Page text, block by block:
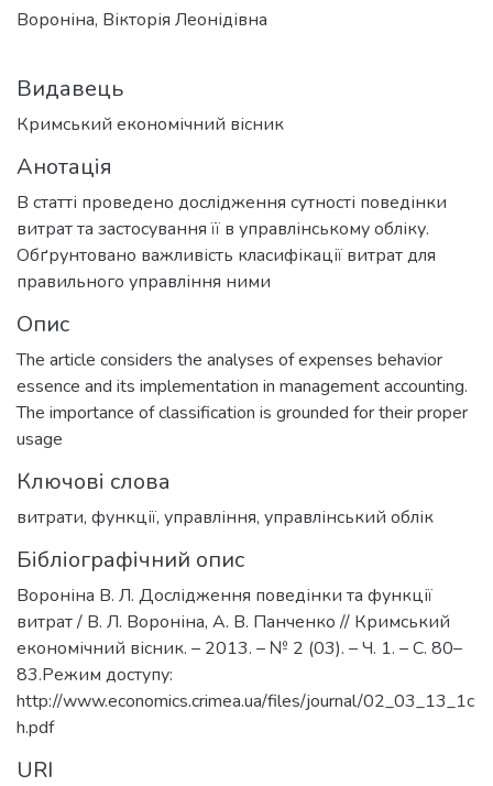
Вороніна, Вікторія Леонідівна
Видавець
Кримський економічний вісник
Анотація
В статті проведено дослідження сутності поведінки
витрат та застосування її в управлінському обліку.
Обґрунтовано важливість класифікації витрат для
правильного управління ними
Опис
The article considers the analyses of expenses behavior
essence and its implementation in management accounting.
The importance of classification is grounded for their proper
usage
Ключові слова
витрати, функції, управління, управлінський облік
Бібліографічний опис
Вороніна В. Л. Дослідження поведінки та функції
витрат / В. Л. Вороніна, А. В. Панченко // Кримський
економічний вісник. – 2013. – № 2 (03). – Ч. 1. – С. 80–
83.Режим доступу:
http://www.economics.crimea.ua/files/journal/02_03_13_1c
h.pdf
URI